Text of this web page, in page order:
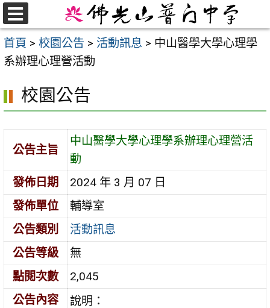
跳
至
主
要
首頁 > 校園公告 > 活動訊息 > 中山醫學大學心理學
系辦理心理營活動
校園公告
公告主旨
中山醫學大學心理學系辦理心理營活
動
發佈日期
2024 年 3 月 07 日
發佈單位
輔導室
公告類別
活動訊息
公告等級
無
點閱次數
2,045
公告內容
說明：
選
單